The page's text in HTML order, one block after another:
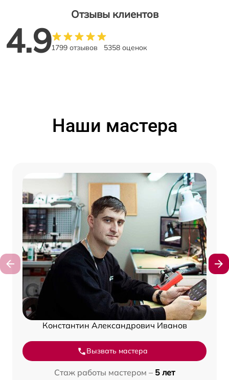
Отзывы клиентов
4.91799 отзывов 5358 оценок
Наши мастера
Константин Александрович Иванов
Вызвать мастера
Стаж работы мастером – 5 лет